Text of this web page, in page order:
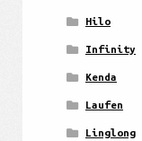
Hilo
Infinity
Kenda
Laufen
Linglong